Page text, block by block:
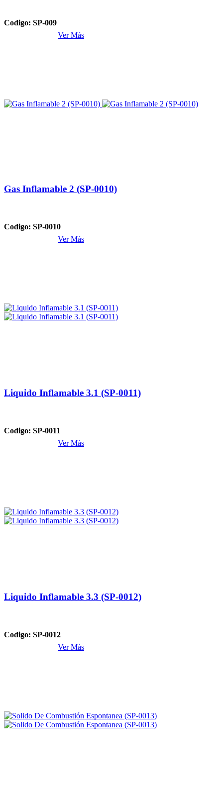
Codigo: SP-009
Ver Más
Gas Inflamable 2 (SP-0010)
Codigo: SP-0010
Ver Más
Liquido Inflamable 3.1 (SP-0011)
Codigo: SP-0011
Ver Más
Liquido Inflamable 3.3 (SP-0012)
Codigo: SP-0012
Ver Más